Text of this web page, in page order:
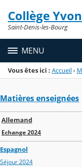
Menu de la rubrique
Contenu
Collège
Saint-Denis-les-Bourg
MENU
Vous êtes ici : Accueil›
Matières enseignées
Allemand
Echange 2024
Espagnol
Séjour 2024